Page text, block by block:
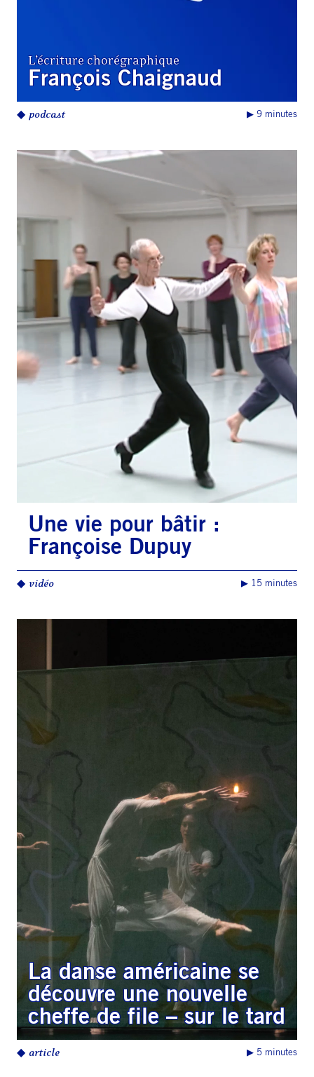
L’écriture chorégraphique
François Chaignaud
◆ podcast ▶︎ 9 minutes
Une vie pour bâtir :
Françoise Dupuy
◆ vidéo ▶︎ 15 minutes
La danse américaine se
découvre une nouvelle
cheffe de file – sur le tard
◆ article ▶︎ 5 minutes